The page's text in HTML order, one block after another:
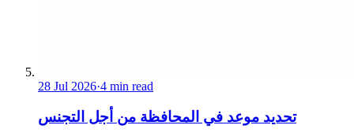
28 Jul 2026·4 min read
تحديد موعد في المحافظة من أجل التجنس